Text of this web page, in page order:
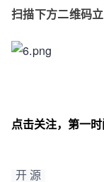
扫描下方二维码
点击关注，第一
开 源